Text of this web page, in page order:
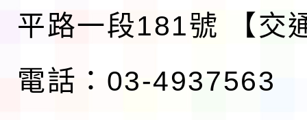
平路一段181號
【交
電話：03-4937563